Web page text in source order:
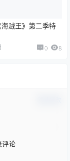
贼王》第二季特
0 8
评论